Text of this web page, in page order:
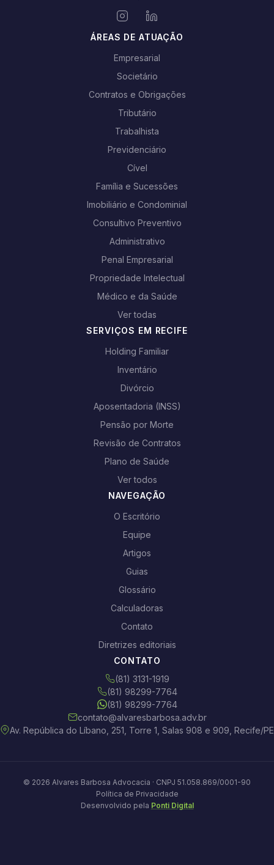
ÁREAS DE ATUAÇÃO
Empresarial
Societário
Contratos e Obrigações
Tributário
Trabalhista
Previdenciário
Cível
Família e Sucessões
Imobiliário e Condominial
Consultivo Preventivo
Administrativo
Penal Empresarial
Propriedade Intelectual
Médico e da Saúde
Ver todas
SERVIÇOS EM RECIFE
Holding Familiar
Inventário
Divórcio
Aposentadoria (INSS)
Pensão por Morte
Revisão de Contratos
Plano de Saúde
Ver todos
NAVEGAÇÃO
O Escritório
Equipe
Artigos
Guias
Glossário
Calculadoras
Contato
Diretrizes editoriais
CONTATO
(81) 3131-1919
(81) 98299-7764
(81) 98299-7764
contato@alvaresbarbosa.adv.br
Av. República do Líbano, 251, Torre 1, Salas 908 e 909, Recife/PE
© 2026 Alvares Barbosa Advocacia · CNPJ 51.058.869/0001-90
Política de Privacidade
Desenvolvido pela Ponti Digital